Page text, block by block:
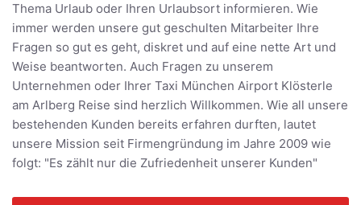
Thema Urlaub oder Ihren Urlaubsort informieren. Wie
immer werden unsere gut geschulten Mitarbeiter Ihre
Fragen so gut es geht, diskret und auf eine nette Art und
Weise beantworten. Auch Fragen zu unserem
Unternehmen oder Ihrer Taxi München Airport Klösterle
am Arlberg Reise sind herzlich Willkommen. Wie all unsere
bestehenden Kunden bereits erfahren durften, lautet
unsere Mission seit Firmengründung im Jahre 2009 wie
folgt: "Es zählt nur die Zufriedenheit unserer Kunden"